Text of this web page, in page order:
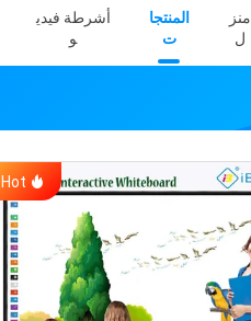
منز
ل
المنتجا
ت
أشرطة فيدي
و
Hot